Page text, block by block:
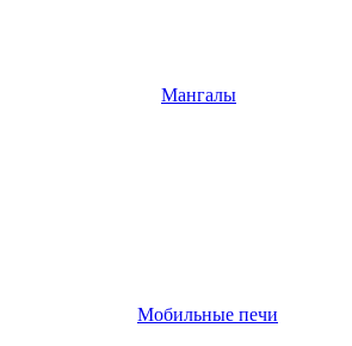
Мангалы
Мобильные печи